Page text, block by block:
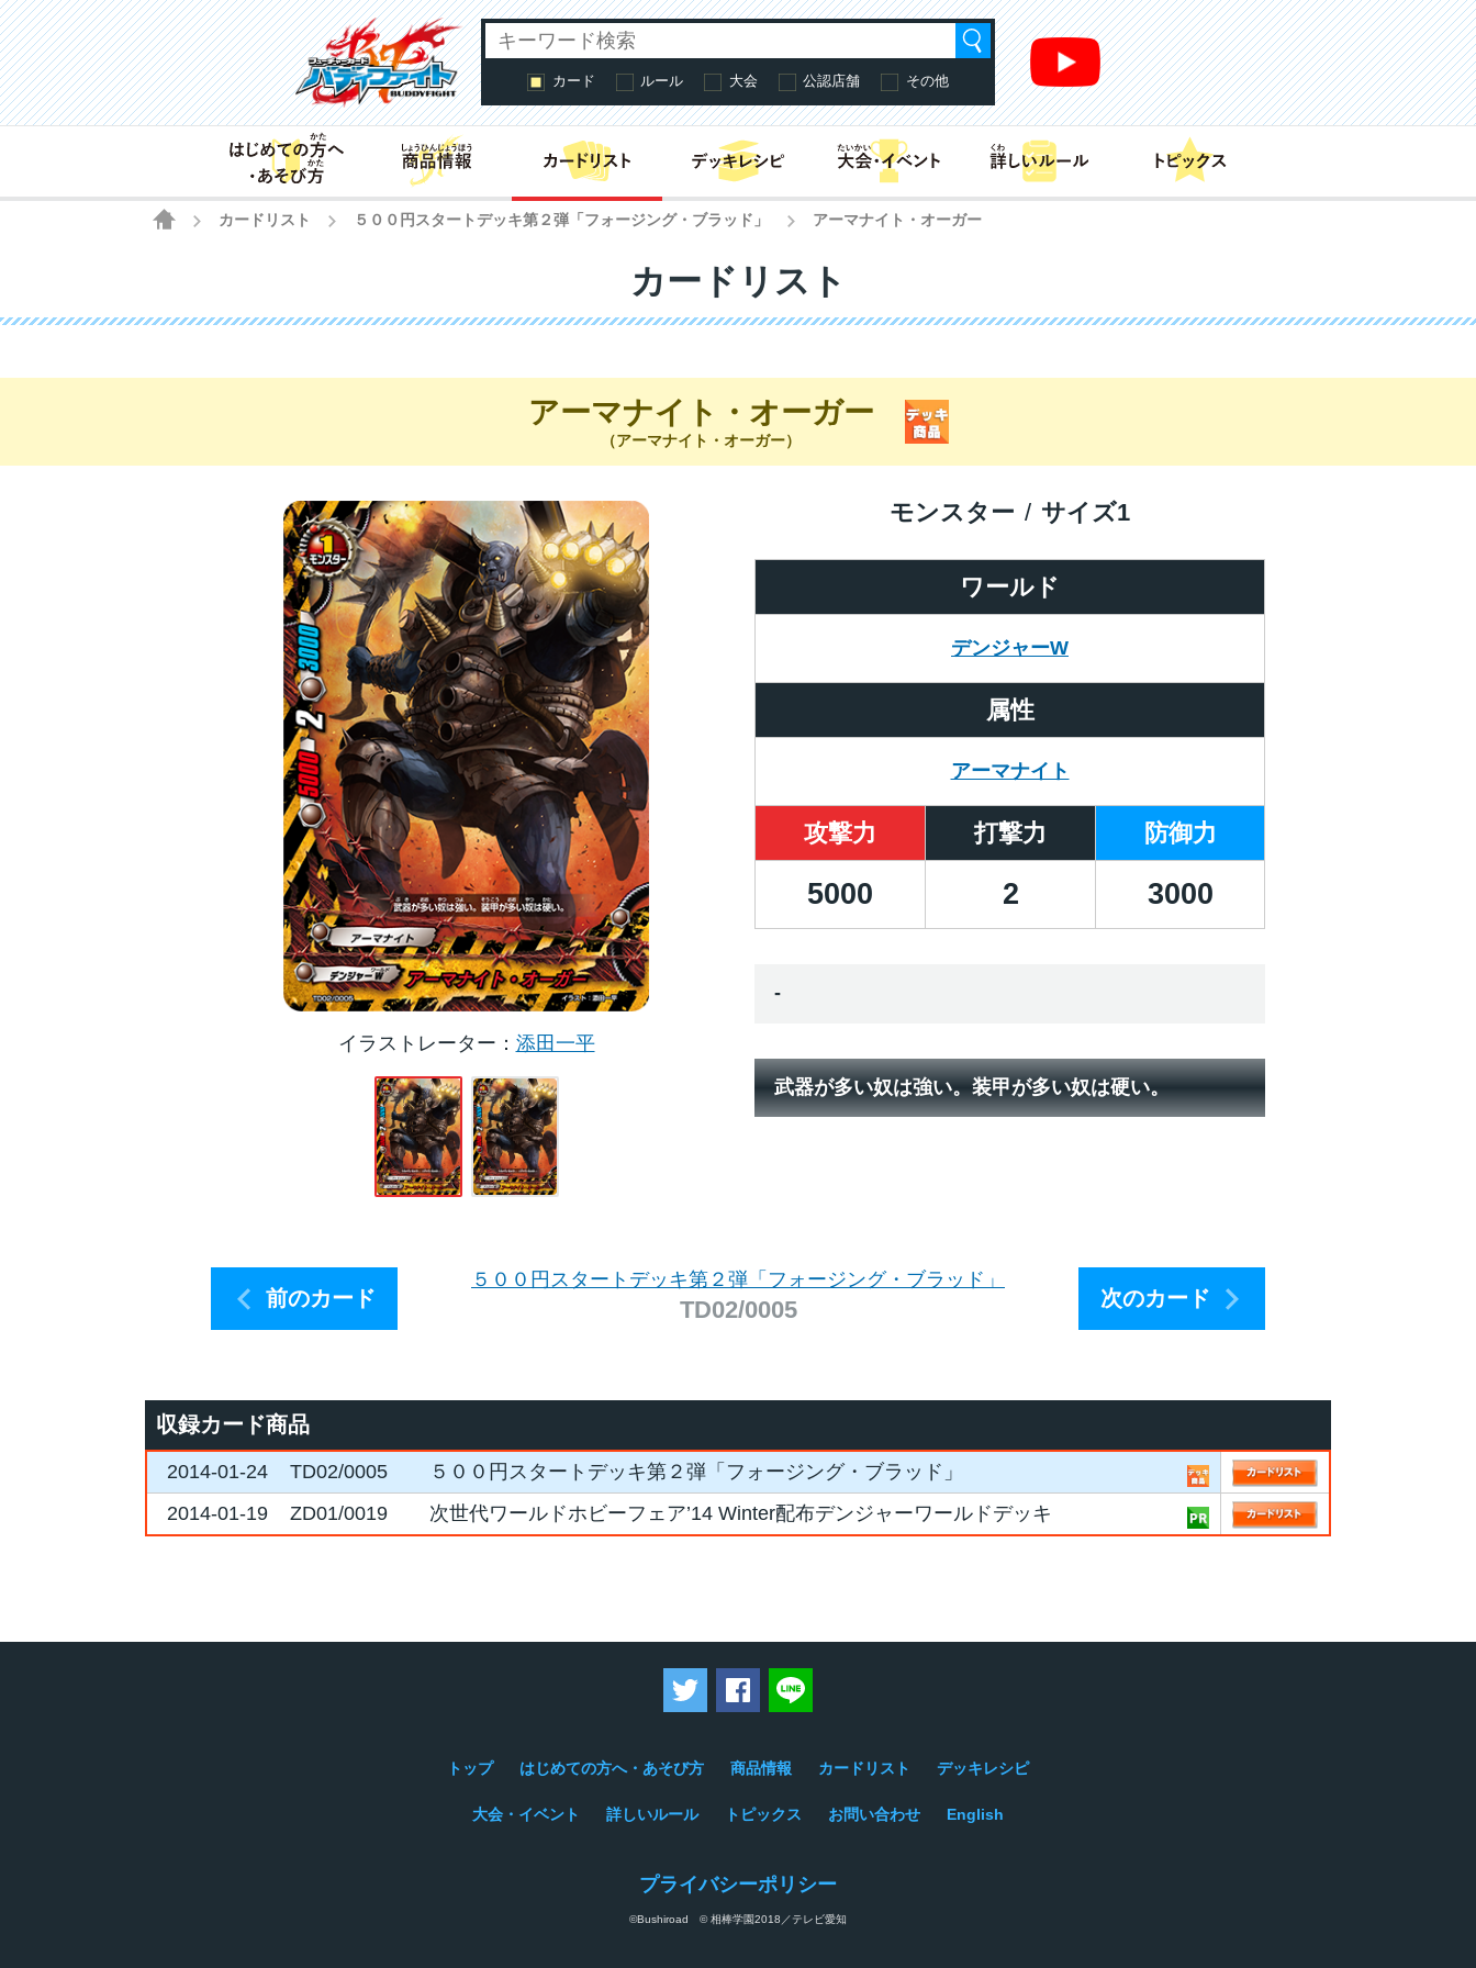
カード ルール 大会 公認店舗 その他
はじめての方へ・あそび方商品情報 カードリスト
HOME
カードリスト ５００円スタートデッキ第２弾「フォージング・ブラッド」 アーマナイト・オーガー
カードリスト
アーマナイト・オーガー
（アーマナイト・オーガー）
イラストレーター 添田一平
ワールド
デンジャーW
モンスター サイズ1
属性
アーマナイト
攻撃力 打撃力 防御力
5000 2 3000
-
武器が多い奴は強い。装甲が多い奴は硬い。
前のカード
５００円スタートデッキ第２弾「フォージング・ブラッド」
TD02/0005 次のカード
収録カード商品
2014-01-24 TD02/0005
５００円スタートデッキ第２弾「フォージング・ブラッド」
2014-01-19
ZD01/0019 次世代ワールドホビーフェア’14 Winter配布デンジャーワールドデッキ
ツイートするFacebookでシェアする
トップ はじめての方へ・あそび方 商品情報 カードリスト デッキレシピ
大会・イベント 詳しいルール トピックス お問い合わせ English
プライバシーポリシー
©Bushiroad © 相棒学園2018／テレビ愛知